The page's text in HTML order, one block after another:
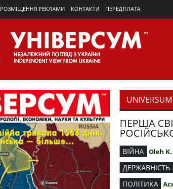
РОЗМІЩЕННЯ РЕКЛАМИ КОНТАКТИ ПЕРЕДПЛАТА
ПЕРША
ВІЙНА Oleh
ДЕРЖАВНІСТЬ
ПОЛІТИКА